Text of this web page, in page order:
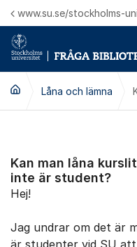
Hoppa till innehåll
www.su.se/stockholms-
Låna och lämna
Kan man låna
inte är student?
Hej!
Jag undrar om det är
är studenter vid SU